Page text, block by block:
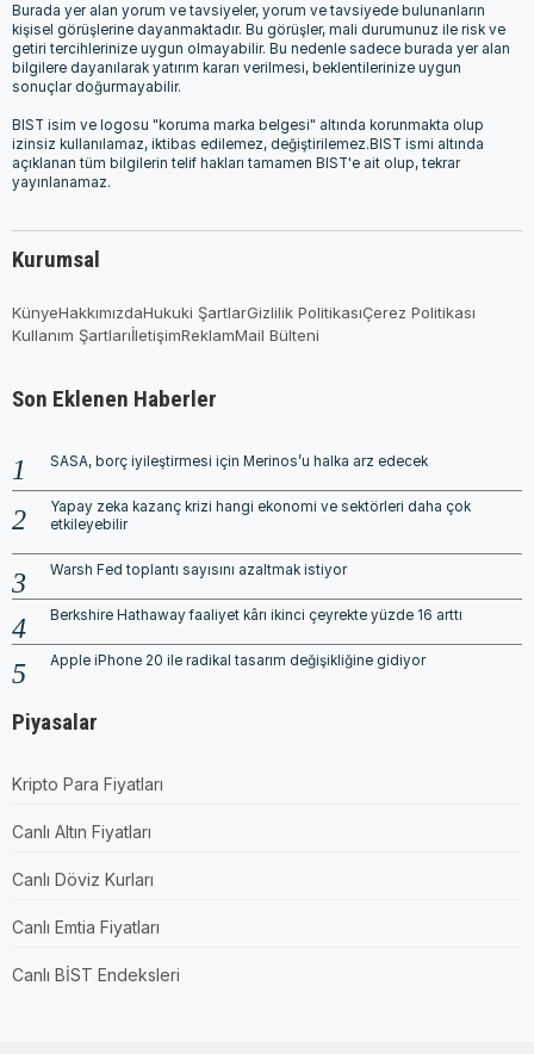
Burada yer alan yorum ve tavsiyeler, yorum ve tavsiyede bulunanların
kişisel görüşlerine dayanmaktadır. Bu görüşler, mali durumunuz ile risk ve
getiri tercihlerinize uygun olmayabilir. Bu nedenle sadece burada yer alan
bilgilere dayanılarak yatırım kararı verilmesi, beklentilerinize uygun
sonuçlar doğurmayabilir.
BIST isim ve logosu "koruma marka belgesi" altında korunmakta olup
izinsiz kullanılamaz, iktibas edilemez, değiştirilemez.BIST ismi altında
açıklanan tüm bilgilerin telif hakları tamamen BIST'e ait olup, tekrar
yayınlanamaz.
Kurumsal
KünyeHakkımızdaHukuki ŞartlarGizlilik PolitikasıÇerez Politikası
Kullanım ŞartlarıİletişimReklamMail Bülteni
Son Eklenen Haberler
SASA, borç iyileştirmesi için Merinos’u halka arz edecek
Yapay zeka kazanç krizi hangi ekonomi ve sektörleri daha çok
etkileyebilir
Warsh Fed toplantı sayısını azaltmak istiyor
Berkshire Hathaway faaliyet kârı ikinci çeyrekte yüzde 16 arttı
Apple iPhone 20 ile radikal tasarım değişikliğine gidiyor
Piyasalar
Kripto Para Fiyatları
Canlı Altın Fiyatları
Canlı Döviz Kurları
Canlı Emtia Fiyatları
Canlı BİST Endeksleri